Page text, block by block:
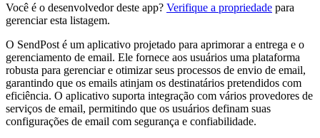
Você é o desenvolvedor deste app? Verifique a propriedade para
gerenciar esta listagem.
O SendPost é um aplicativo projetado para aprimorar a entrega e o
gerenciamento de email. Ele fornece aos usuários uma plataforma
robusta para gerenciar e otimizar seus processos de envio de email,
garantindo que os emails atinjam os destinatários pretendidos com
eficiência. O aplicativo suporta integração com vários provedores de
serviços de email, permitindo que os usuários definam suas
configurações de email com segurança e confiabilidade.